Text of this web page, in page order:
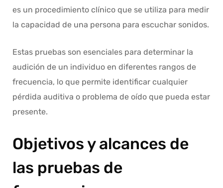
es un procedimiento clínico que se utiliza para medir
la capacidad de una persona para escuchar sonidos.
Estas pruebas son esenciales para determinar la
audición de un individuo en diferentes rangos de
frecuencia, lo que permite identificar cualquier
pérdida auditiva o problema de oído que pueda estar
presente.
Objetivos y alcances de
las pruebas de